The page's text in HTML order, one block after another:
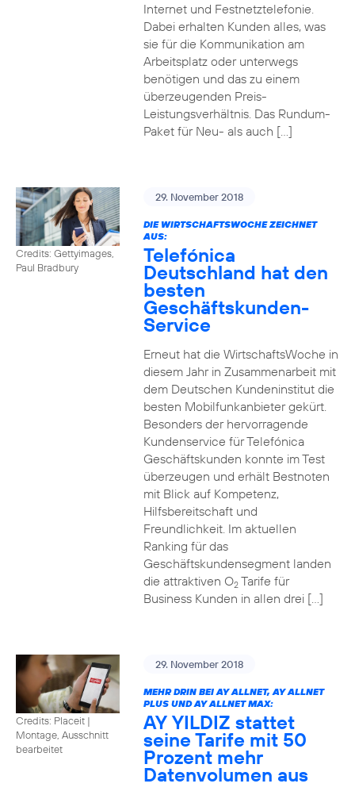
Internet und Festnetztelefonie.
Dabei erhalten Kunden alles, was
sie für die Kommunikation am
Arbeitsplatz oder unterwegs
benötigen und das zu einem
überzeugenden Preis-
Leistungsverhältnis. Das Rundum-
Paket für Neu- als auch […]
Credits: Gettyimages,
Paul Bradbury
29. November 2018
DIE WIRTSCHAFTSWOCHE ZEICHNET
AUS:
Telefónica
Deutschland hat den
besten
Geschäftskunden-
Service
Erneut hat die WirtschaftsWoche in
diesem Jahr in Zusammenarbeit mit
dem Deutschen Kundeninstitut die
besten Mobilfunkanbieter gekürt.
Besonders der hervorragende
Kundenservice für Telefónica
Geschäftskunden konnte im Test
überzeugen und erhält Bestnoten
mit Blick auf Kompetenz,
Hilfsbereitschaft und
Freundlichkeit. Im aktuellen
Ranking für das
Geschäftskundensegment landen
die attraktiven O2Tarife für
Business Kunden in allen drei […]
Credits: Placeit |
Montage, Ausschnitt
bearbeitet
29. November 2018
MEHR DRIN BEI AY ALLNET, AY ALLNET
PLUS UND AY ALLNET MAX:
AY YILDIZ stattet
seine Tarife mit 50
Prozent mehr
Datenvolumen aus